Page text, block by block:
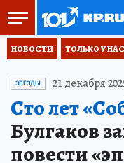
НОВОСТИ ТОЛЬКО У НАС
ЗВЕЗДЫ 21 декабря
Сто лет
Булгаков
повести